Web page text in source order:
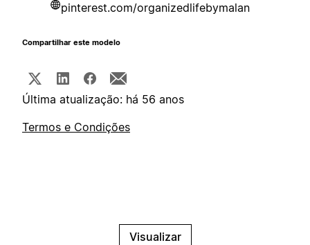
pinterest.com/organizedlifebymalan
Compartilhar este modelo
Última atualização: há 56 anos
Termos e Condições
Visualizar